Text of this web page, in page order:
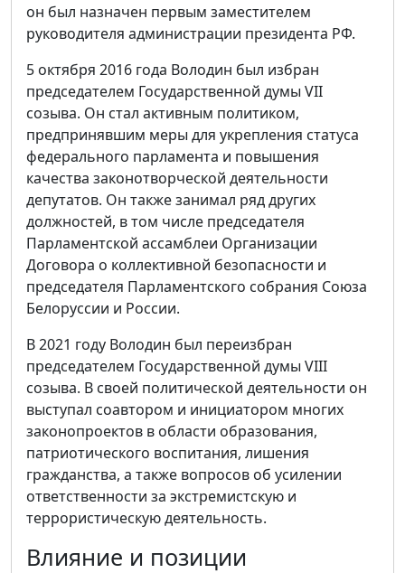
он был назначен первым заместителем
руководителя администрации президента РФ.
5 октября 2016 года Володин был избран
председателем Государственной думы VII
созыва. Он стал активным политиком,
предпринявшим меры для укрепления статуса
федерального парламента и повышения
качества законотворческой деятельности
депутатов. Он также занимал ряд других
должностей, в том числе председателя
Парламентской ассамблеи Организации
Договора о коллективной безопасности и
председателя Парламентского собрания Союза
Белоруссии и России.
В 2021 году Володин был переизбран
председателем Государственной думы VIII
созыва. В своей политической деятельности он
выступал соавтором и инициатором многих
законопроектов в области образования,
патриотического воспитания, лишения
гражданства, а также вопросов об усилении
ответственности за экстремистскую и
террористическую деятельность.
Влияние и позиции